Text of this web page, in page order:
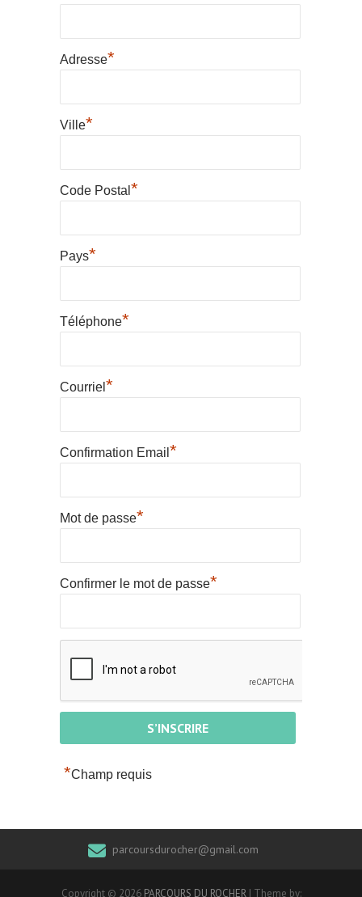
Adresse*
Ville*
Code Postal *
Pays*
Téléphone*
Courriel *
Confirmation Email *
Mot de passe*
Confirmer le mot de passe*
*Champ requis
parcoursdurocher@gmail.com
Copyright © 2026 PARCOURS DU ROCHER| Theme by: